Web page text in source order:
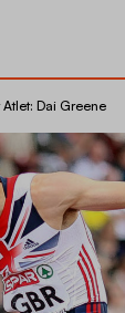
Dai Greene